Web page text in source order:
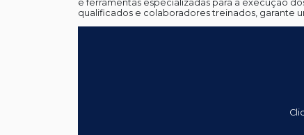
e ferramentas especializadas para a execução
qualificados e colaboradores treinados, garante